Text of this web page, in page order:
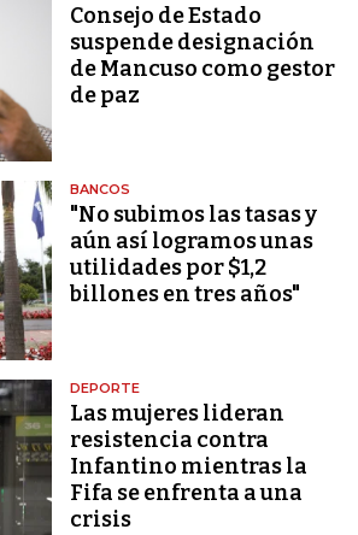
Consejo de Estado
suspende designación
de Mancuso como gestor
de paz
BANCOS
"No subimos las tasas y
aún así logramos unas
utilidades por $1,2
billones en tres años"
DEPORTE
Las mujeres lideran
resistencia contra
Infantino mientras la
Fifa se enfrenta a una
crisis